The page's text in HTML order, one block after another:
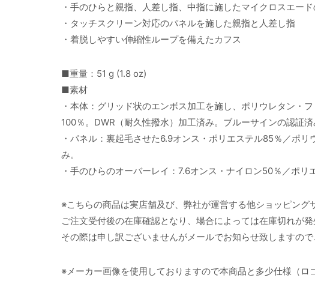
・手のひらと親指、人差し指、中指に施したマイクロスエー
・タッチスクリーン対応のパネルを施した親指と人差し指
・着脱しやすい伸縮性ループを備えたカフス
■重量：51 g (1.8 oz)
■素材
・本体：グリッド状のエンボス加工を施し、ポリウレタン・
100％。DWR（耐久性撥水）加工済み。ブルーサインの認証済
・パネル：裏起毛させた6.9オンス・ポリエステル85％／ポ
み。
・手のひらのオーバーレイ：7.6オンス・ナイロン50％／ポリ
※こちらの商品は実店舗及び、弊社が運営する他ショッピング
ご注文受付後の在庫確認となり、場合によっては在庫切れが発
その際は申し訳ございませんがメールでお知らせ致しますので
※メーカー画像を使用しておりますので本商品と多少仕様（ロ